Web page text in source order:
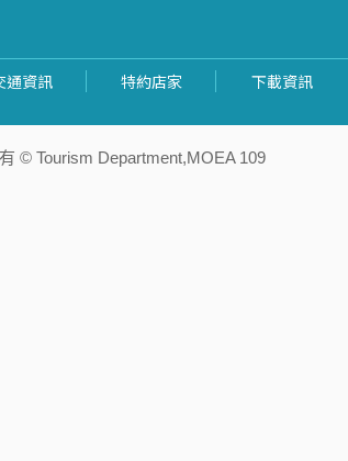
通資訊 特約店家 下載資訊
© Tourism Department,MOEA 109